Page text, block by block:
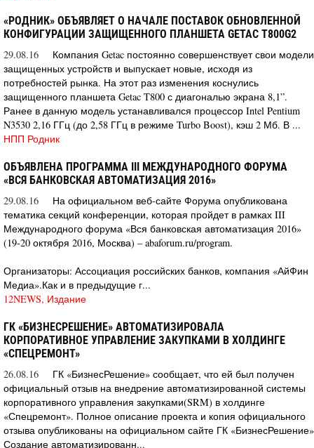
«РОДНИК» ОБЪЯВЛЯЕТ О НАЧАЛЕ ПОСТАВОК ОБНОВЛЕННОЙ
КОНФИГУРАЦИИ ЗАЩИЩЕННОГО ПЛАНШЕТА GETAC T800G2
29.08.16
Компания Getac постоянно совершенствует свои модели
защищенных устройств и выпускает новые, исходя из
потребностей рынка. На этот раз изменения коснулись
защищенного планшета Getac T800 с диагональю экрана 8,1”.
Ранее в данную модель устанавливался процессор Intel Pentium
N3530 2,16 ГГц (до 2,58 ГГц в режиме Turbo Boost), кэш 2 Мб. В ...
НПП Родник
ОБЪЯВЛЕНА ПРОГРАММА III МЕЖДУНАРОДНОГО ФОРУМА
«ВСЯ БАНКОВСКАЯ АВТОМАТИЗАЦИЯ 2016»
29.08.16
На официальном веб-сайте Форума опубликована
тематика секций конференции, которая пройдет в рамках III
Международного форума «Вся банковская автоматизация 2016»
(19-20 октября 2016, Москва) – abaforum.ru/program.
Организаторы: Ассоциация российских банков, компания «АйФин
Медиа».Как и в предыдущие г...
12NEWS, Издание
ГК «БИЗНЕСРЕШЕНИЕ» АВТОМАТИЗИРОВАЛА
КОРПОРАТИВНОЕ УПРАВЛЕНИЕ ЗАКУПКАМИ В ХОЛДИНГЕ
«СПЕЦРЕМОНТ»
26.08.16
ГК «БизнесРешение» сообщает, что ей был получен
официальный отзыв на внедрение автоматизированной системы
корпоративного управления закупками(SRM) в холдинге
«Спецремонт». Полное описание проекта и копия официального
отзыва опубликованы на официальном сайте ГК «БизнесРешение»
Создание автоматизированн...